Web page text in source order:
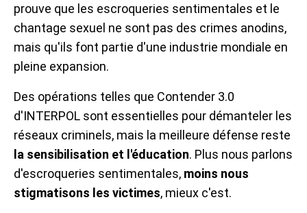
prouve que les escroqueries sentimentales et le
chantage sexuel ne sont pas des crimes anodins,
mais qu'ils font partie d'une industrie mondiale en
pleine expansion.
Des opérations telles que Contender 3.0
d'INTERPOL sont essentielles pour démanteler les
réseaux criminels, mais la meilleure défense reste
la sensibilisation et l'éducation. Plus nous parlons
d'escroqueries sentimentales, moins nous
stigmatisons les victimes, mieux c'est.